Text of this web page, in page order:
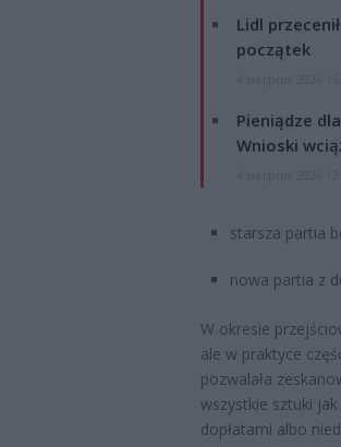
Lidl
początek
Pieniądze
Wnioski
starsza partia
nowa partia z
W okresie
ale w praktyce
pozwalała
wszystkie sztuki
dopłatami albo